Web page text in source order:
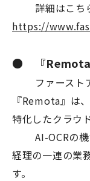
詳細はこち
https://
● 『Remota
ファーストア
『Remota』は
特化したクラウ
AI-OCRの機
経理の一連の業
す。